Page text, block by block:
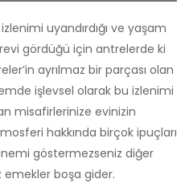
uyandırdığı ve yaşam
gördüğü için antrelerde ki
ayrılmaz bir parçası olan
işlevsel olarak bu izlenimi
misafirlerinize evinizin
hakkında birçok ipuçları
göstermezseniz diğer
boşa gider.